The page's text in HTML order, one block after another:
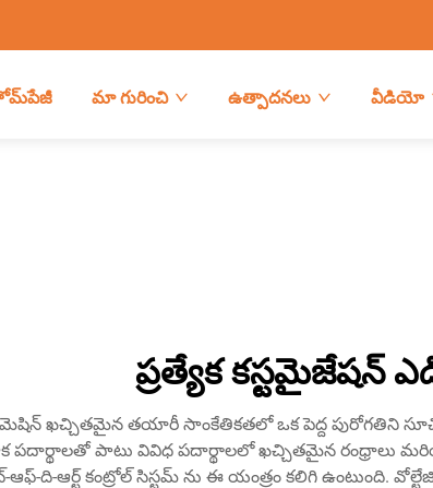
మా గురించి ఉత్పాదనలు వీడియో
ప్రత్యేక కస్టమైజేషన్
మెషిన్ ఖచ్చితమైన తయారీ సాంకేతికతలో ఒక పెద్ద పురోగతిని
పాటు వివిధ పదార్థాలలో ఖచ్చితమైన రంధ్రాలు మరియు
ఆఫ్-ది-ఆర్ట్ కంట్రోల్ సిస్టమ్ ను ఈ యంత్రం కలిగి ఉంటుంది.